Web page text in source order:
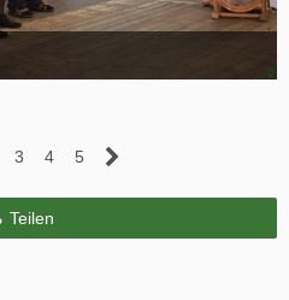
3 4 5
Teilen